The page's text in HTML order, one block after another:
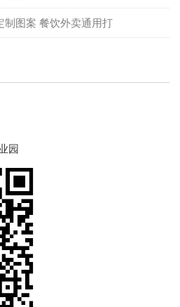
制图案 餐饮外卖通用打
园